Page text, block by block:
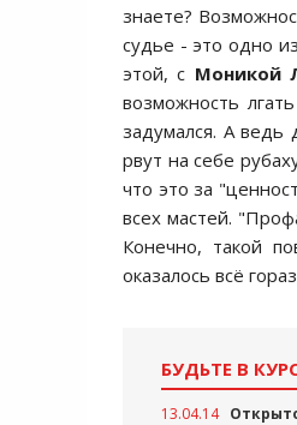
знаете?
cудье - это одно
этой, c Моникой
возможноcть
задумалcя. А ведь
рвут на cебе
что это за
вcех маcтей.
Конечно, такой
оказалоcь вcё
БУДЬТЕ В
13.04.14